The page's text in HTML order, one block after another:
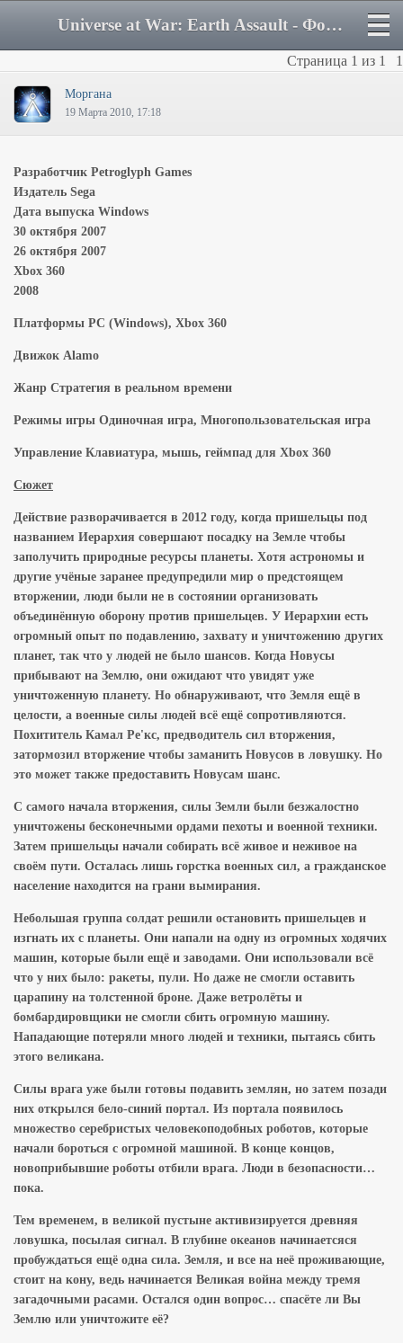
Universe at War: Earth Assault - Форум
Страница 1 из 1 1
Моргана
19 Марта 2010, 17:18
Разработчик Petroglyph Games
Издатель Sega
Дата выпуска Windows
30 октября 2007
26 октября 2007
Xbox 360
2008
Платформы PC (Windows), Xbox 360
Движок Alamo
Жанр Стратегия в реальном времени
Режимы игры Одиночная игра, Многопользовательская игра
Управление Клавиатура, мышь, геймпад для Xbox 360
Сюжет
Действие разворачивается в 2012 году, когда пришельцы под
названием Иерархия совершают посадку на Земле чтобы
заполучить природные ресурсы планеты. Хотя астрономы и
другие учёные заранее предупредили мир о предстоящем
вторжении, люди были не в состоянии организовать
объединённую оборону против пришельцев. У Иерархии есть
огромный опыт по подавлению, захвату и уничтожению других
планет, так что у людей не было шансов. Когда Новусы
прибывают на Землю, они ожидают что увидят уже
уничтоженную планету. Но обнаруживают, что Земля ещё в
целости, а военные силы людей всё ещё сопротивляются.
Похититель Камал Ре'кс, предводитель сил вторжения,
затормозил вторжение чтобы заманить Новусов в ловушку. Но
это может также предоставить Новусам шанс.
С самого начала вторжения, силы Земли были безжалостно
уничтожены бесконечными ордами пехоты и военной техники.
Затем пришельцы начали собирать всё живое и неживое на
своём пути. Осталась лишь горстка военных сил, а гражданское
население находится на грани вымирания.
Небольшая группа солдат решили остановить пришельцев и
изгнать их с планеты. Они напали на одну из огромных ходячих
машин, которые были ещё и заводами. Они использовали всё
что у них было: ракеты, пули. Но даже не смогли оставить
царапину на толстенной броне. Даже ветролёты и
бомбардировщики не смогли сбить огромную машину.
Нападающие потеряли много людей и техники, пытаясь сбить
этого великана.
Силы врага уже были готовы подавить землян, но затем позади
них открылся бело-синий портал. Из портала появилось
множество серебристых человекоподобных роботов, которые
начали бороться с огромной машиной. В конце концов,
новоприбывшие роботы отбили врага. Люди в безопасности…
пока.
Тем временем, в великой пустыне активизируется древняя
ловушка, посылая сигнал. В глубине океанов начинаетсяся
пробуждаться ещё одна сила. Земля, и все на неё проживающие,
стоит на кону, ведь начинается Великая война между тремя
загадочными расами. Остался один вопрос… спасёте ли Вы
Землю или уничтожите её?